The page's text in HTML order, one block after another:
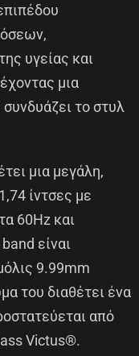
υγείας και
μια
το στυλ
μια μεγάλη,
ίντσες με
60Hz και
είναι
9.99mm
του διαθέτει ένα
από
Victus®.